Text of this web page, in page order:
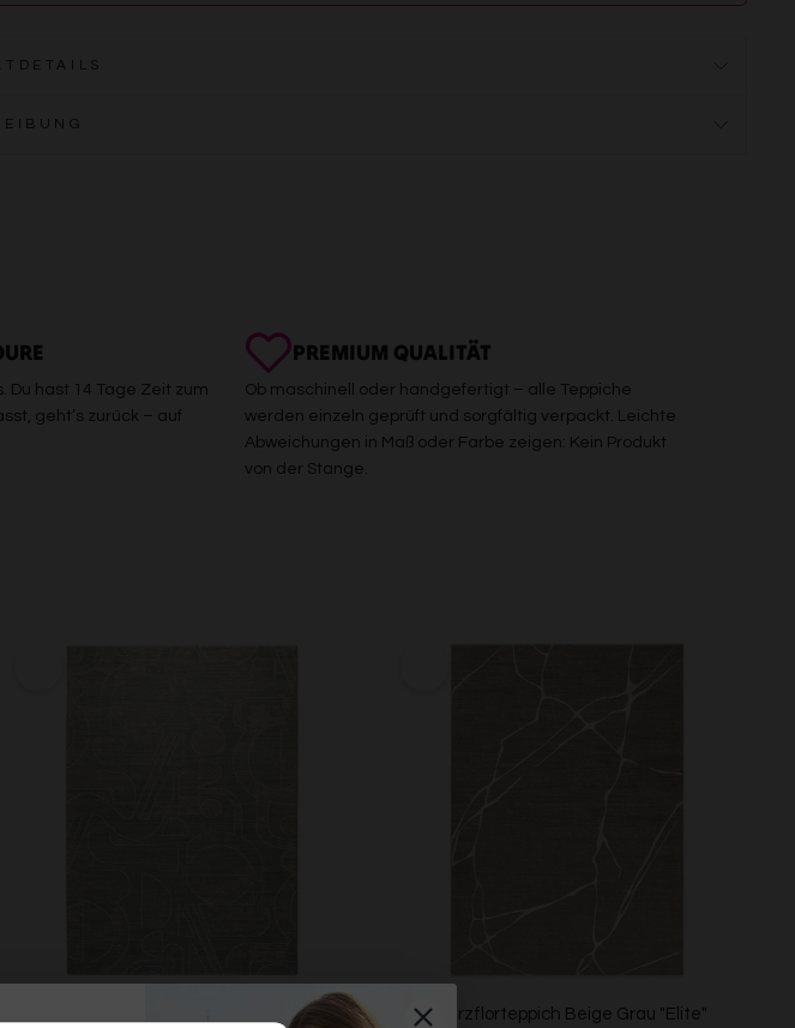
Du hast 14 Tage Zeit zum
geht’s zurück – auf
PREMIUM QUALITÄT
Ob maschinell oder handgefertigt – alle Teppiche
werden einzeln geprüft und sorgfältig verpackt. Leichte
Abweichungen in Maß oder Farbe zeigen: Kein Produkt
von der Stange.
Esprit Kurzflorteppich Türkis Grau "Beatle-B" Esprit Kurzflorteppich Beige Grau "Elite"